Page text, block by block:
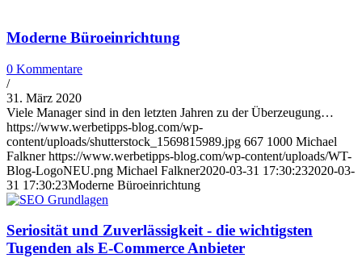
Moderne Büroeinrichtung
0 Kommentare
/
31. März 2020
Viele Manager sind in den letzten Jahren zu der Überzeugung…
https://www.werbetipps-blog.com/wp-
content/uploads/shutterstock_1569815989.jpg 667 1000 Michael
Falkner https://www.werbetipps-blog.com/wp-content/uploads/WT-
Blog-LogoNEU.png Michael Falkner2020-03-31 17:30:232020-03-
31 17:30:23Moderne Büroeinrichtung
Seriosität und Zuverlässigkeit - die wichtigsten
Tugenden als E-Commerce Anbieter